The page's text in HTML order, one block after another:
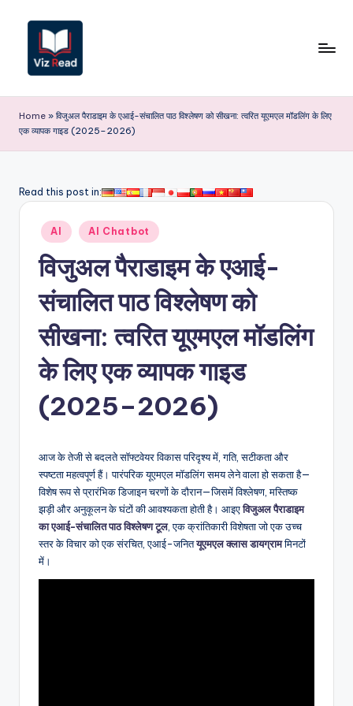
content
iz
R
a
d
S
o
w
Home » विजुअल पैराडाइम के एआई-संचालित पाठ विश्लेषण को सीखना: त्वरित यूएमएल मॉडलिंग के लिए
एक व्यापक गाइड (2025–2026)
Read this post in:
Posted
in
AI AI Chatbot
विजुअल पैराडाइम के एआई-
संचालित पाठ विश्लेषण को
सीखना: त्वरित यूएमएल मॉडलिंग
के लिए एक व्यापक गाइड
(2025–2026)
आज के तेजी से बदलते सॉफ्टवेयर विकास परिदृश्य में, गति, सटीकता और
स्पष्टता महत्वपूर्ण हैं। पारंपरिक यूएमएल मॉडलिंग समय लेने वाला हो सकता है—
विशेष रूप से प्रारंभिक डिजाइन चरणों के दौरान—जिसमें विश्लेषण, मस्तिष्क
झड़ी और अनुकूलन के घंटों की आवश्यकता होती है। आइएविजुअल पैराडाइम
का एआई-संचालित पाठ विश्लेषण टूल, एक क्रांतिकारी विशेषता जो एक उच्च
स्तर के विचार को एक संरचित, एआई-जनितयूएमएल क्लास डायग्राममिनटों
में।